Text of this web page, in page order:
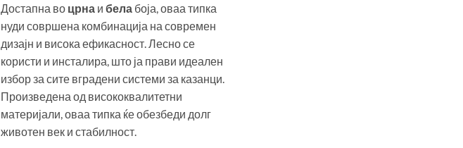
Достапна во црна и бела боја, оваа типка
нуди совршена комбинација на современ
дизајн и висока ефикасност. Лесно се
користи и инсталира, што ја прави идеален
избор за сите вградени системи за казанци.
Произведена од висококвалитетни
материјали, оваа типка ќе обезбеди долг
животен век и стабилност.